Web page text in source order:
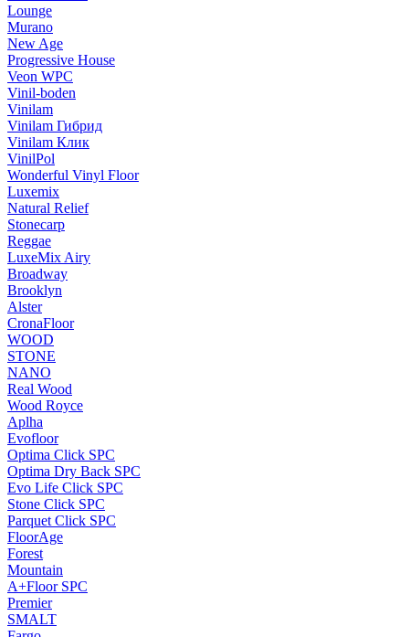
Lounge
Murano
New Age
Progressive House
Veon WPC
Vinil-boden
Vinilam
Vinilam Гибрид
Vinilam Клик
VinilPol
Wonderful Vinyl Floor
Luxemix
Natural Relief
Stonecarp
Reggae
LuxeMix Airy
Broadway
Brooklyn
Alster
CronaFloor
WOOD
STONE
NANO
Real Wood
Wood Royce
Aplha
Evofloor
Optima Click SPC
Optima Dry Back SPC
Evo Life Click SPC
Stone Click SPC
Parquet Click SPC
FloorAge
Forest
Mountain
A+Floor SPC
Premier
SMALT